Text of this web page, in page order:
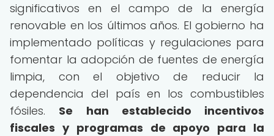
significativos en el campo de la energía
renovable en los últimos años. El gobierno ha
implementado políticas y regulaciones para
fomentar la adopción de fuentes de energía
limpia, con el objetivo de reducir la
dependencia del país en los combustibles
fósiles. Se han establecido incentivos
fiscales y programas de apoyo para la